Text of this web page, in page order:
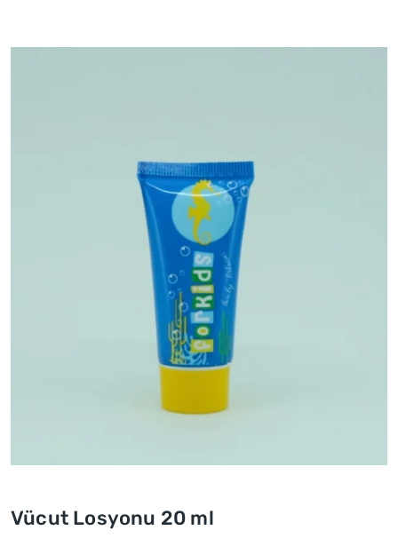
Vücut Losyonu 20 ml